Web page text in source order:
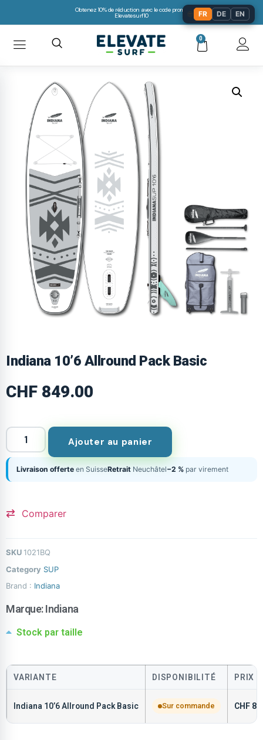
Obtenez 10% de réduction avec le code promo:
Elevatesurf10
0
Indiana 10’6 Allround Pack Basic
CHF 849.00
Ajouter au panier
Livraison offerte en SuisseRetrait Neuchâtel−2 % par virement
Comparer
SKU 1021BQ
Category SUP
Brand : Indiana
Marque:Indiana
Stock par taille
VARIANTE DISPONIBILITÉ PRIX
Indiana 10’6 Allround Pack Basic Sur commande CHF
FR DE EN